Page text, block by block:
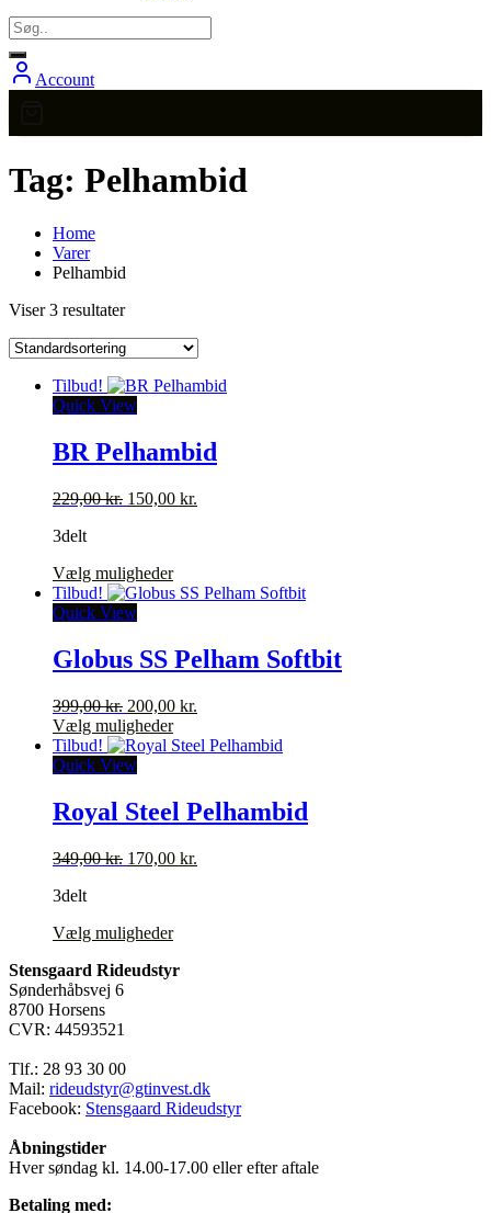
Account
Tag: Pelhambid
Home
Varer
Pelhambid
Viser 3 resultater
Tilbud!
Quick View
BR Pelhambid
229,00kr. Den
229,00 kr..
150,00 kr.
3delt
Vælg mulighederDette
vare
varianter.
Mulighederne
vælges
på
varesiden
Tilbud!
Quick View
Globus SS Pelham Softbit
399,00kr. Den
oprindelige
pris
var:
200,00 kr.
pris
Vælg mulighederDette
vare
varianter.
Mulighederne
vælges
Tilbud!
Quick View
Royal Steel Pelhambid
349,00kr. Den
349,00 kr..
170,00 kr.
3delt
Vælg mulighederDette
har
på
varesiden
Stensgaard Rideudstyr
Sønderhåbsvej 6
8700 Horsens
CVR: 44593521
Tlf.: 28 93 30 00
Mail: rideudstyr@gtinvest.dk
Facebook: Stensgaard Rideudstyr
Åbningstider
Hver søndag kl. 14.00-17.00 eller efter aftale
Betaling med: